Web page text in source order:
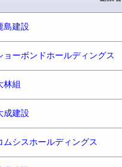
島建設
ョーボンドホールディングス
林組
成建設
ムシスホールディングス